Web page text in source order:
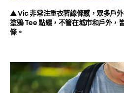
▲ Vic 非常注重衣著線條感，眾多戶
塗鴉 Tee 點綴，不管在城市和戶外，
條。